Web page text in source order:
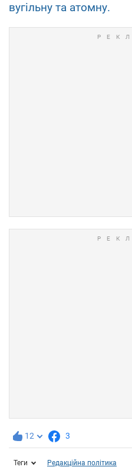
вугільну та атомну.
12 3
Теги Редакційна політика